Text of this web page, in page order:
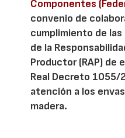
Componentes
convenio de
cumplimiento de
de la
Productor (RAP) de
Real Decreto 1055/
atención a los
madera.